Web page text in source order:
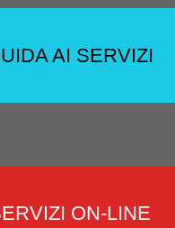
AI SERVIZI
ON-LINE